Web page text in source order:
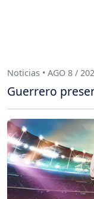
Noticias • AGO 8 /
Guerrero